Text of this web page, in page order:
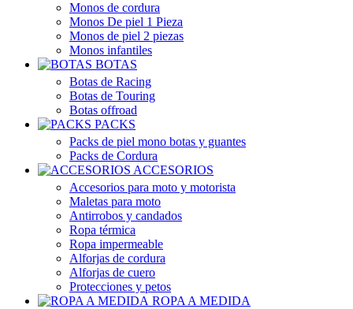
Monos de cordura
Monos De piel 1 Pieza
Monos de piel 2 piezas
Monos infantiles
BOTAS
Botas de Racing
Botas de Touring
Botas offroad
PACKS
Packs de piel mono botas y guantes
Packs de Cordura
ACCESORIOS
Accesorios para moto y motorista
Maletas para moto
Antirrobos y candados
Ropa térmica
Ropa impermeable
Alforjas de cordura
Alforjas de cuero
Protecciones y petos
ROPA A MEDIDA